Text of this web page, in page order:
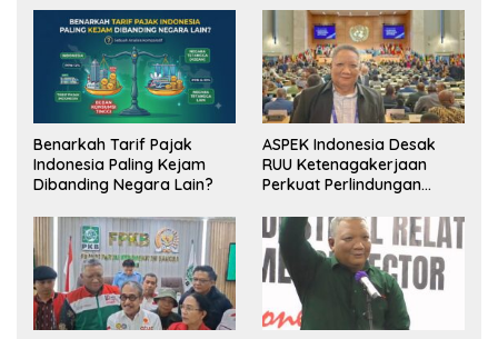
Benarkah Tarif Pajak
Indonesia Paling Kejam
Dibanding Negara Lain?
ASPEK Indonesia Desak
RUU Ketenagakerjaan
Perkuat Perlindungan
Pesangon